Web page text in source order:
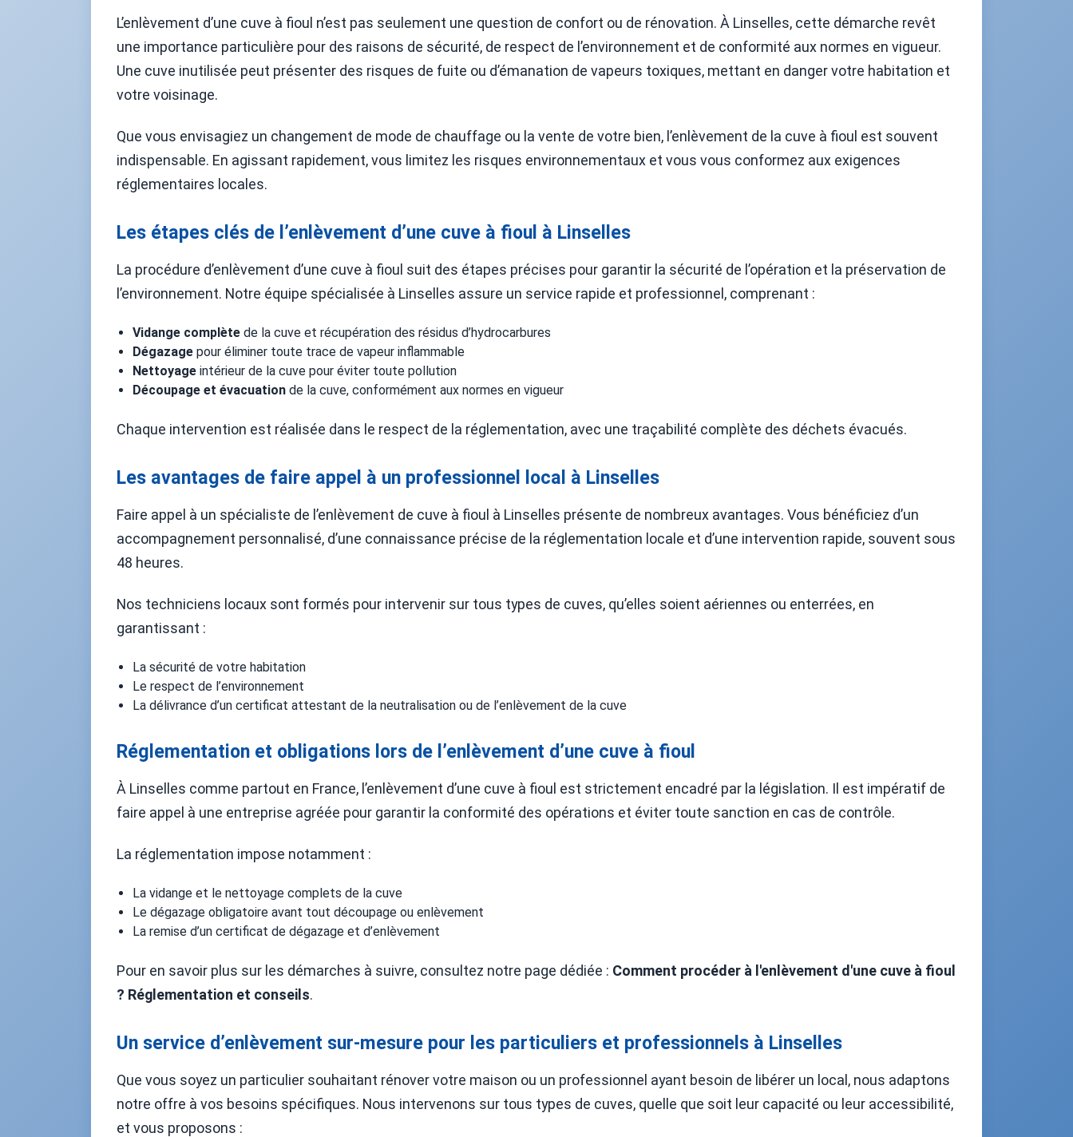
L’enlèvement d’une cuve à fioul n’est pas seulement une question de confort ou de rénovation. À Linselles, cette démarche revêt
une importance particulière pour des raisons de sécurité, de respect de l’environnement et de conformité aux normes en vigueur.
Une cuve inutilisée peut présenter des risques de fuite ou d’émanation de vapeurs toxiques, mettant en danger votre habitation et
votre voisinage.
Que vous envisagiez un changement de mode de chauffage ou la vente de votre bien, l’enlèvement de la cuve à fioul est souvent
indispensable. En agissant rapidement, vous limitez les risques environnementaux et vous vous conformez aux exigences
réglementaires locales.
Les étapes clés de l’enlèvement d’une cuve à fioul à Linselles
La procédure d’enlèvement d’une cuve à fioul suit des étapes précises pour garantir la sécurité de l’opération et la préservation de
l’environnement. Notre équipe spécialisée à Linselles assure un service rapide et professionnel, comprenant :
Vidange complète de la cuve et récupération des résidus d’hydrocarbures
Dégazage pour éliminer toute trace de vapeur inflammable
Nettoyage intérieur de la cuve pour éviter toute pollution
Découpage et évacuation de la cuve, conformément aux normes en vigueur
Chaque intervention est réalisée dans le respect de la réglementation, avec une traçabilité complète des déchets évacués.
Les avantages de faire appel à un professionnel local à Linselles
Faire appel à un spécialiste de l’enlèvement de cuve à fioul à Linselles présente de nombreux avantages. Vous bénéficiez d’un
accompagnement personnalisé, d’une connaissance précise de la réglementation locale et d’une intervention rapide, souvent sous
48 heures.
Nos techniciens locaux sont formés pour intervenir sur tous types de cuves, qu’elles soient aériennes ou enterrées, en
garantissant :
La sécurité de votre habitation
Le respect de l’environnement
La délivrance d’un certificat attestant de la neutralisation ou de l’enlèvement de la cuve
Réglementation et obligations lors de l’enlèvement d’une cuve à fioul
À Linselles comme partout en France, l’enlèvement d’une cuve à fioul est strictement encadré par la législation. Il est impératif de
faire appel à une entreprise agréée pour garantir la conformité des opérations et éviter toute sanction en cas de contrôle.
La réglementation impose notamment :
La vidange et le nettoyage complets de la cuve
Le dégazage obligatoire avant tout découpage ou enlèvement
La remise d’un certificat de dégazage et d’enlèvement
Pour en savoir plus sur les démarches à suivre, consultez notre page dédiée : Comment procéder à l'enlèvement d'une cuve à fioul
? Réglementation et conseils.
Un service d’enlèvement sur-mesure pour les particuliers et professionnels à Linselles
Que vous soyez un particulier souhaitant rénover votre maison ou un professionnel ayant besoin de libérer un local, nous adaptons
notre offre à vos besoins spécifiques. Nous intervenons sur tous types de cuves, quelle que soit leur capacité ou leur accessibilité,
et vous proposons :